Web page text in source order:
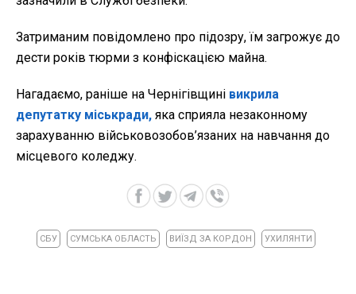
Затриманим повідомлено про підозру, їм загрожує до
дести років тюрми з конфіскацією майна.
Нагадаємо, раніше на Чернігівщині викрила
депутатку міськради, яка сприяла незаконному
зарахуванню військовозобов’язаних на навчання до
місцевого коледжу.
СБУ СУМСЬКА ОБЛАСТЬ ВИЇЗД ЗА КОРДОН УХИЛЯНТИ